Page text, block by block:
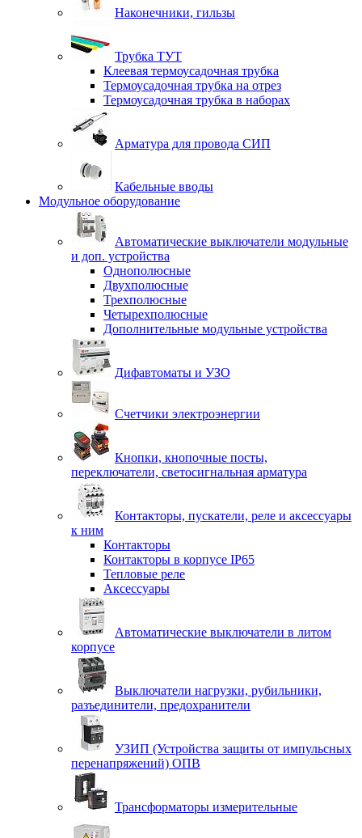
Наконечники, гильзы
Трубка ТУТ
Клеевая термоусадочная трубка
Термоусадочная трубка на отрез
Термоусадочная трубка в наборах
Арматура для провода СИП
Кабельные вводы
Модульное оборудование
Автоматические выключатели модульные
и доп. устройства
Однополюсные
Двухполюсные
Трехполюсные
Четырехполюсные
Дополнительные модульные устройства
Дифавтоматы и УЗО
Счетчики электроэнергии
Кнопки, кнопочные посты,
переключатели, светосигнальная арматура
Контакторы, пускатели, реле и аксессуары
к ним
Контакторы
Контакторы в корпусе IP65
Тепловые реле
Аксессуары
Автоматические выключатели в литом
корпусе
Выключатели нагрузки, рубильники,
разъединители, предохранители
УЗИП (Устройства защиты от импульсных
перенапряжений) ОПВ
Трансформаторы измерительные